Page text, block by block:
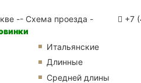
-- Схема проезда - +7
Итальянские
Длинные
Средней длины